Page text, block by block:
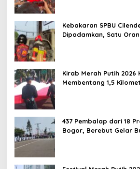
Kebakaran SPBU
Dipadamkan, Satu
Kirab Merah Putih 2026
Membentang 1,5
437 Pembalap dari 18
Bogor, Berebut Gelar